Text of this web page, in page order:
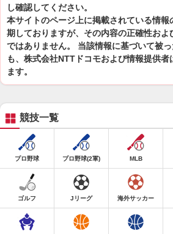
し確認してください。
本サイトのページ上に掲載されている情
期しておりますが、その内容の正確性お
ではありません。 当該情報に基づいて被
も、株式会社NTTドコモおよび情報提供
ます。
競技一覧
プロ野球 プロ野球(2軍) MLB
ゴルフ Jリーグ 海外サッカー